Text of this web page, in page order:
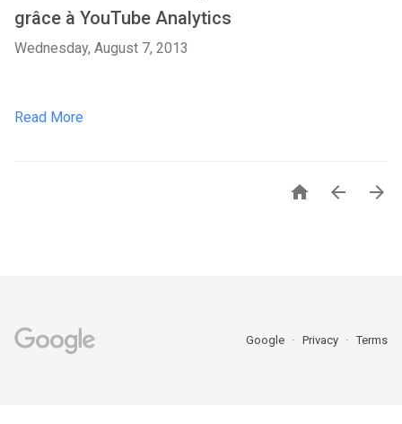
grâce à YouTube Analytics
Wednesday, August 7, 2013
Read More
  
Google Privacy Terms